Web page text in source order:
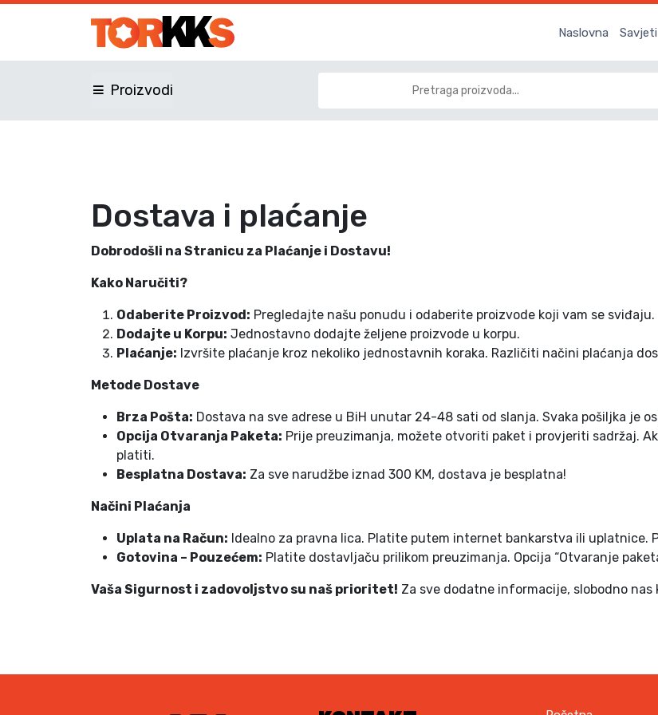
Naslovna Savjeti
Proizvodi
Dostava i plaćanje
Dobrodošli na Stranicu za Plaćanje i Dostavu!
Kako Naručiti?
Odaberite Proizvod: Pregledajte našu ponudu i odaberite proizvode koji vam se sviđaju.
Dodajte u Korpu: Jednostavno dodajte željene proizvode u korpu.
Plaćanje: Izvršite plaćanje kroz nekoliko jednostavnih koraka. Različiti načini plaćanja
Metode Dostave
Brza Pošta: Dostava na sve adrese u BiH unutar 24-48 sati od slanja. Svaka pošiljka je
Opcija Otvaranja Paketa: Prije preuzimanja, možete otvoriti paket i provjeriti sadržaj.
platiti.
Besplatna Dostava: Za sve narudžbe iznad 300 KM, dostava je besplatna!
Načini Plaćanja
Uplata na Račun: Idealno za pravna lica. Platite putem internet bankarstva ili uplatnice.
Gotovina – Pouzećem: Platite dostavljaču prilikom preuzimanja. Opcija “Otvaranje
Vaša Sigurnost i zadovoljstvo su naš prioritet! Za sve dodatne informacije, slobodno